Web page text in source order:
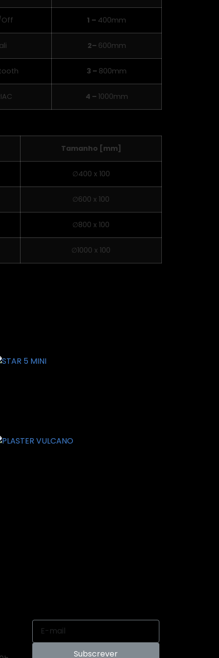
1 – 400mm
2– 600mm
3 – 800mm
4 – 1000mm
Tamanho [mm]
∅400 x 100
∅600 x 100
∅800 x 100
∅1000 x 100
Subscrever